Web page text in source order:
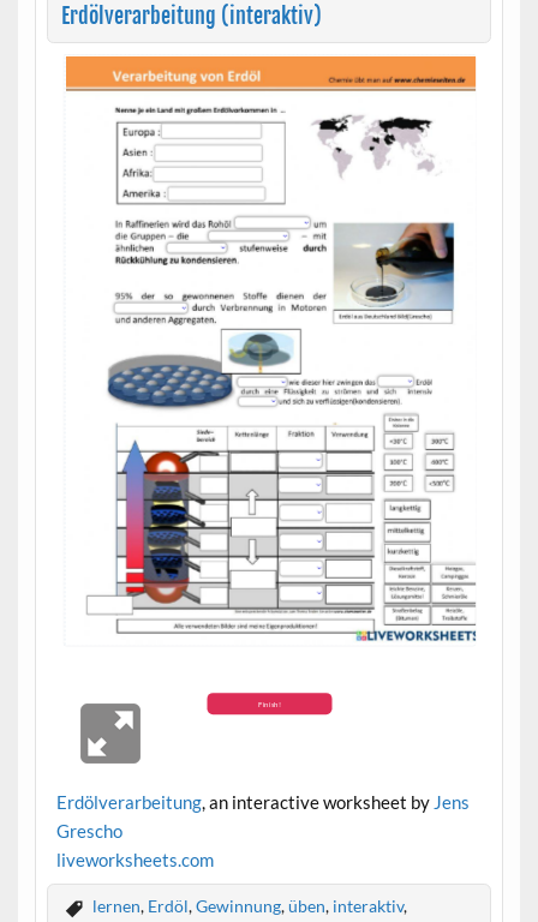
Erdölverarbeitung (interaktiv)
Erdölverarbeitung, an interactive worksheet by Jens
Grescho
liveworksheets.com
lernen, Erdöl,Gewinnung,üben, interaktiv,